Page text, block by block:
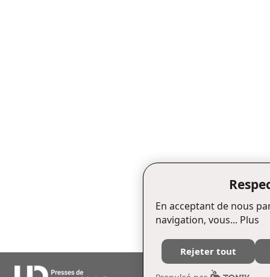
En acceptant de nous
navigation, vous... Plus
Rejeter tout
Édifice Fleurie, 480, de La Chapelle,